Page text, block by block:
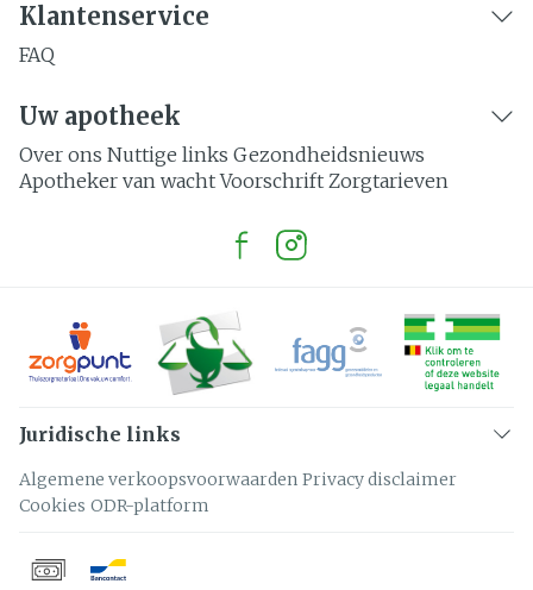
Klantenservice
FAQ
Uw apotheek
Over ons Nuttige links Gezondheidsnieuws
Apotheker van wacht Voorschrift Zorgtarieven
Juridische links
Algemene verkoopsvoorwaarden Privacy disclaimer
Cookies ODR-platform